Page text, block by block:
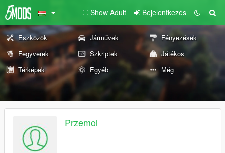
Show Adult Bejelentkezés
Eszközök Járművek
Fényezések
Fegyverek
Szkriptek
Játékos
Térképek
Egyéb Még
Przemol